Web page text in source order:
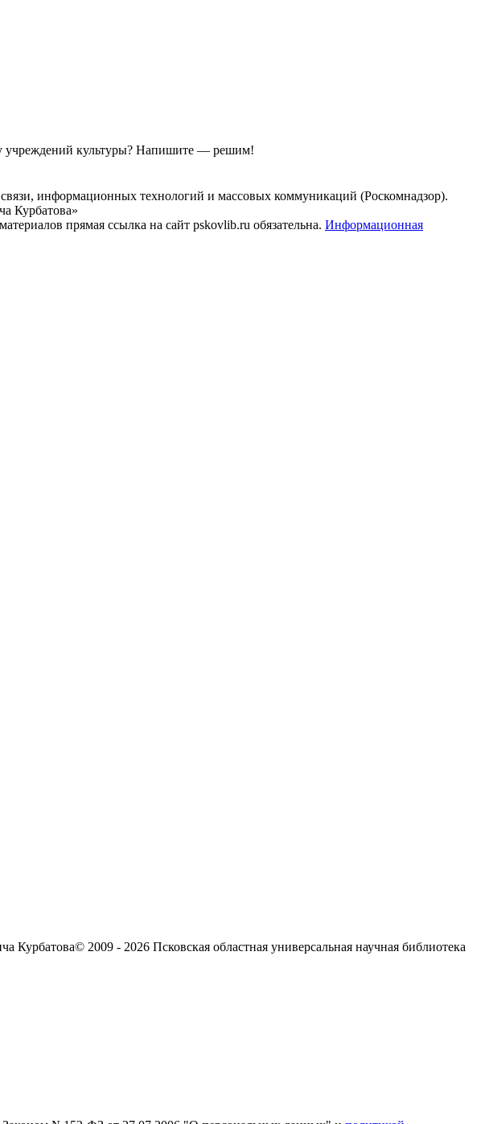
культуры? Напишите — решим!
информационных технологий и массовых коммуникаций (Роскомнадзор).
Курбатова»
прямая ссылка на сайт pskovlib.ru обязательна. Информационная
Курбатова© 2009 - 2026 Псковская областная универсальная научная библиотека